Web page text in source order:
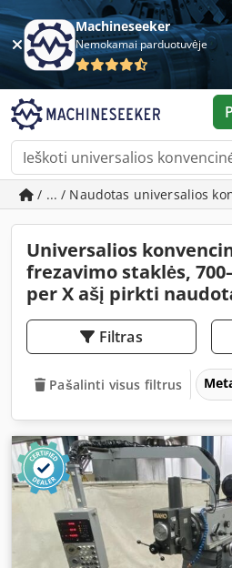
Machineseeker
Nemokamai parduotuvėje
/ ... / Naudotas universalios
Universalios
frezavimo staklės,
per X ašį pirkti
Filtras
Pašalinti visus filtrus